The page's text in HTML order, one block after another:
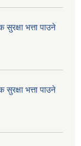
भत्ता पाउने
भत्ता पाउने